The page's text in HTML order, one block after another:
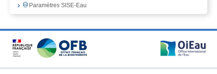
Paramètres SISE-Eau